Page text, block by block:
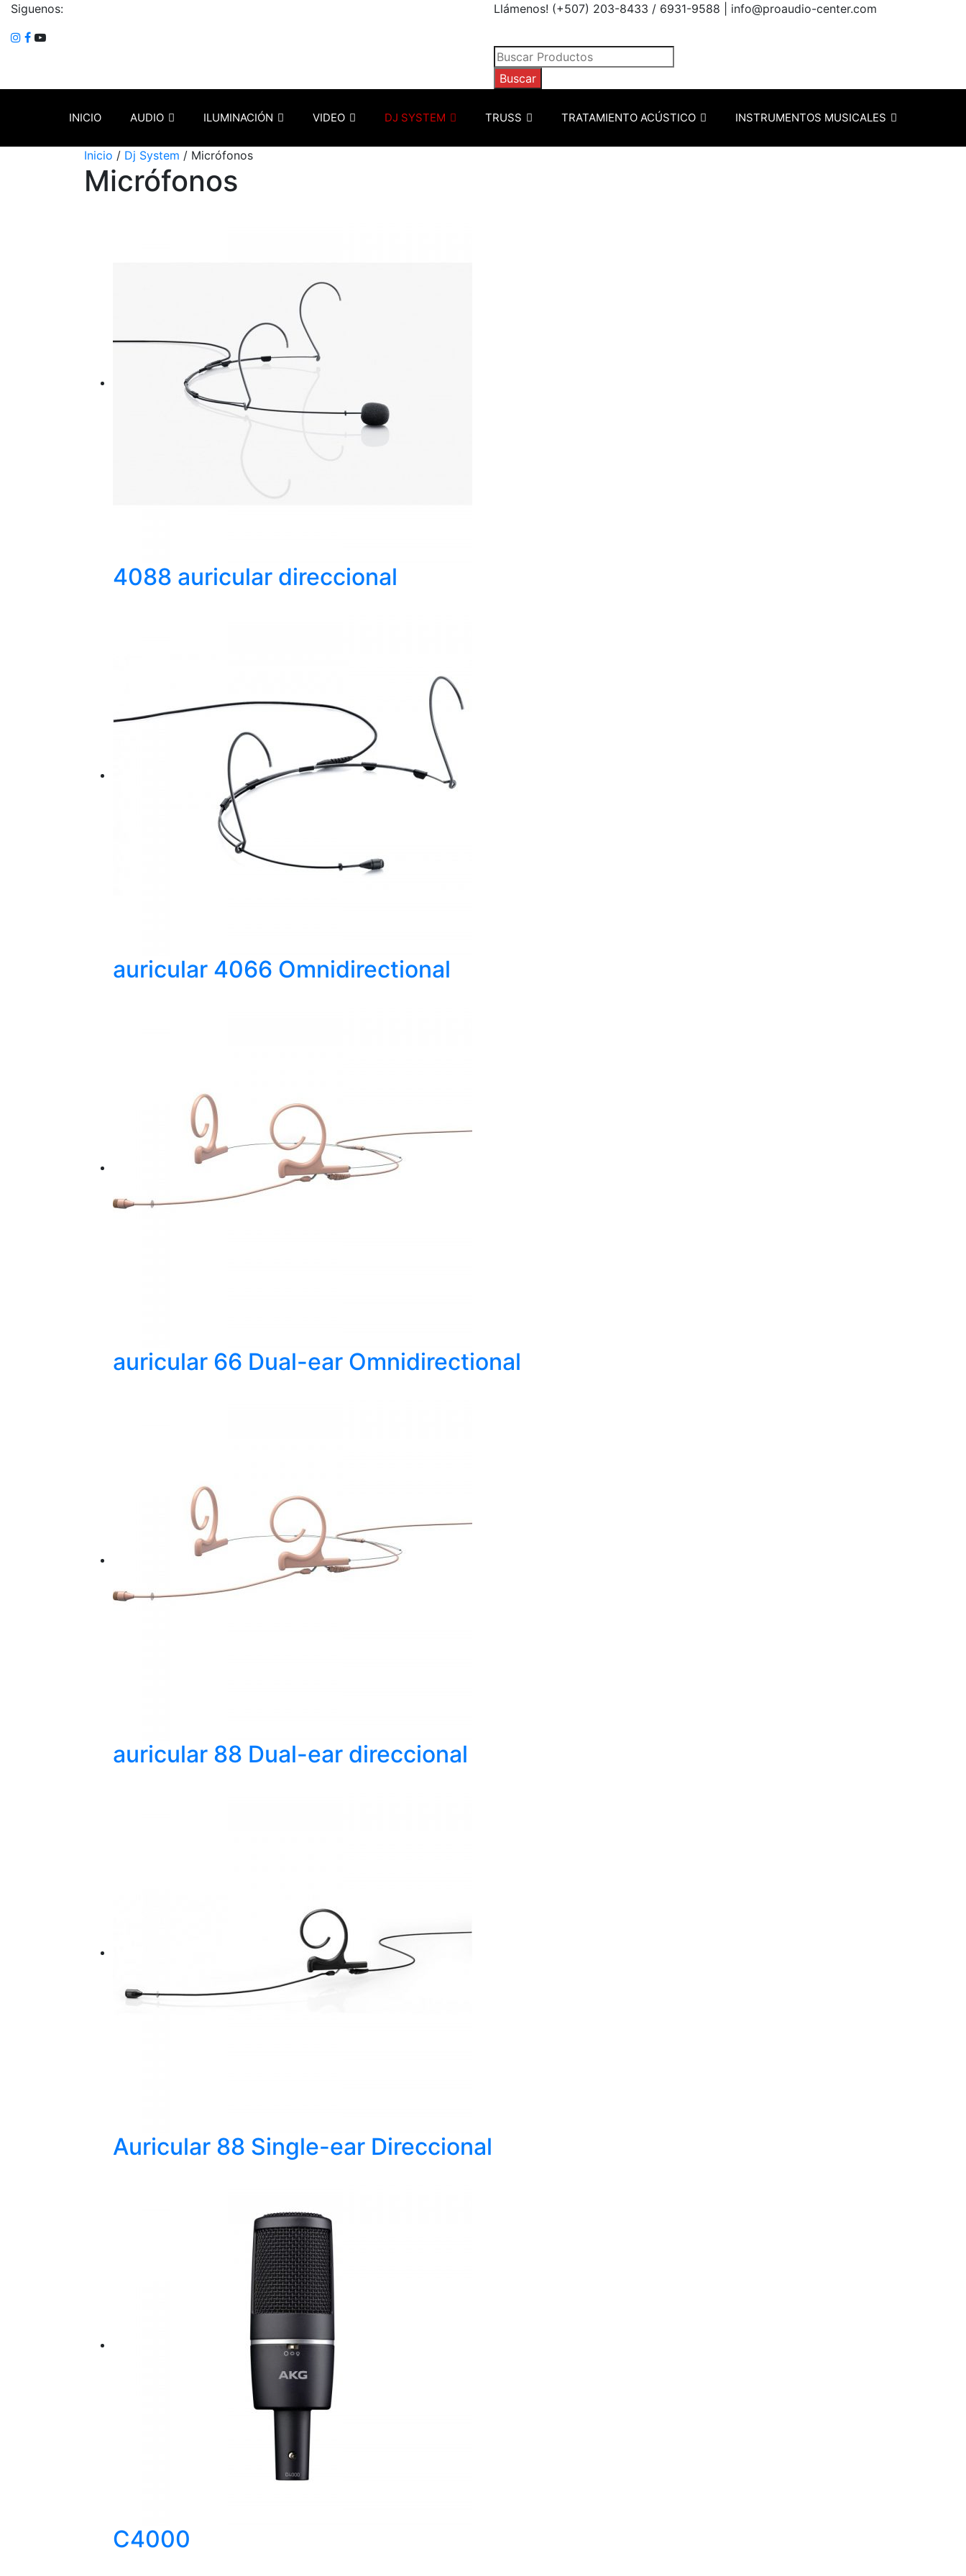
Siguenos: Llámenos! (+507) 203-8433 / 6931-9588 | info@proaudio-center.com
Búsqueda
de
productos
Buscar
INICIO AUDIO ILUMINACIÓN VIDEO DJ SYSTEM TRUSS TRATAMIENTO ACÚSTICO INSTRUMENTOS MUSICALES
Inicio / Dj System / Micrófonos
Micrófonos
4088 auricular direccional
auricular 4066 Omnidirectional
auricular 66 Dual-ear Omnidirectional
auricular 88 Dual-ear direccional
Auricular 88 Single-ear Direccional
C4000